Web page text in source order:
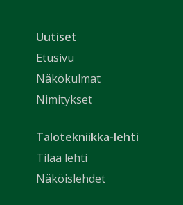
Uutiset
Etusivu
Näkökulmat
Nimitykset
Talotekniikka-lehti
Tilaa lehti
Näköislehdet